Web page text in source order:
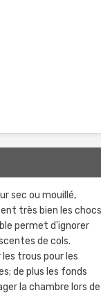
sec ou mouillé,
très bien les
permet d'ignorer
de cols.
trous pour les
de plus les fonds
la chambre lors de